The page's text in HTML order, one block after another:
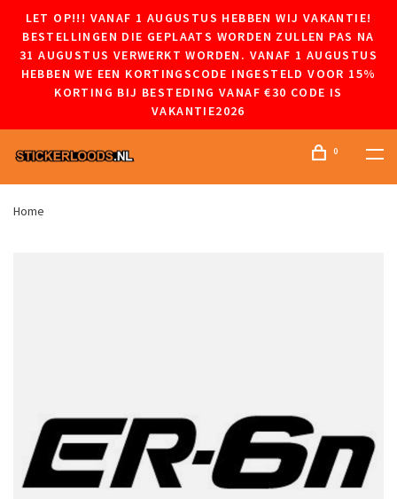
LET OP!!! VANAF 1 AUGUSTUS HEBBEN WIJ VAKANTIE!
BESTELLINGEN DIE GEPLAATS WORDEN ZULLEN PAS NA
31 AUGUSTUS VERWERKT WORDEN. VANAF 1 AUGUSTUS
HEBBEN WE EEN KORTINGSCODE INGESTELD VOOR 15%
KORTING BIJ BESTEDING VANAF €30 CODE IS
VAKANTIE2026
0
Home